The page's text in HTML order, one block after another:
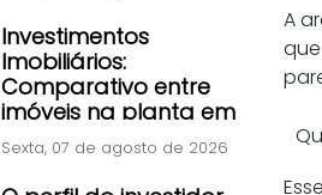
Investimentos
Imobiliários:
Comparativo entre
imóveis na planta em
Itapema, Florianópolis
e Piçarras
Sexta, 07 de agosto de 2026
A